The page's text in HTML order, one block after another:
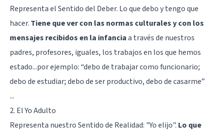
Representa el Sentido del Deber. Lo que debo y tengo que
hacer. Tiene que ver con las normas culturales y con los
mensajes recibidos en la infanciaa través de nuestros
padres, profesores, iguales, los trabajos en los que hemos
estado...por ejemplo: “debo de trabajar como funcionario;
debo de estudiar; debo de ser productivo, debo de casarme”
...
2. El Yo Adulto
Representa nuestro Sentido de Realidad: "Yo elijo". Lo que